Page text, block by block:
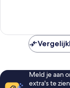
Meld je aan
extra's te